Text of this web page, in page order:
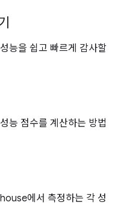
능을 쉽고 빠르게 감사할
능 점수를 계산하는 방법
에서 측정하는 각 성